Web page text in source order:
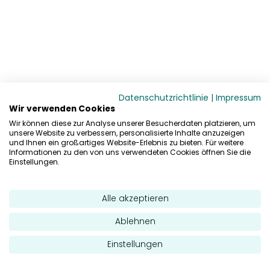
Datenschutzrichtlinie | Impressum
Wir verwenden Cookies
Wir können diese zur Analyse unserer Besucherdaten platzieren, um
unsere Website zu verbessern, personalisierte Inhalte anzuzeigen
und Ihnen ein großartiges Website-Erlebnis zu bieten. Für weitere
Informationen zu den von uns verwendeten Cookies öffnen Sie die
Einstellungen.
Alle akzeptieren
Ablehnen
Einstellungen